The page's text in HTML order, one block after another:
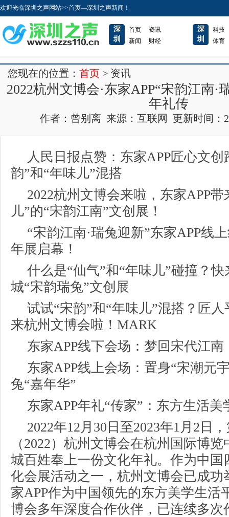
欢迎光临深圳之声网站>>首页—深圳之声新闻！
深
圳
首页
资讯
新闻
财经
深
圳
科技
体育
您现在的位置： 首页 > 资讯
2022杭州文博会·东家APP“宋韵江南·
年礼传
作者：曾别离 来源：互联网 更新时间：
人民日报点赞：东家APP匠心文创
韵”和“年味儿”混搭
2022杭州文博会来啦，东家APP带
儿”的“宋韵江南”文创展！
“宋韵江南·瑞兔迎新”东家APP线
年展启幕！
什么是“仙气”和“年味儿”碰撞？快
城“宋韵瑞兔”文创展
试试“宋韵”和“年味儿”混搭？匠人
来杭州文博会啦！MARK
东家APP线下会场：梦回宋代江
东家APP线上会场：置身“宋潮元
兔“嘉年华”
东家APP年礼“传家”：东方生活美
2022年12月30日至2023年1月2日
（2022）杭州文博会在杭州国际博
城百姓奉上一份文化年礼。作为中国
化会展活动之一，杭州文博会已成功
家APP作为中国领先的东方美学生活
博会多年深度合作伙伴，已连续多次